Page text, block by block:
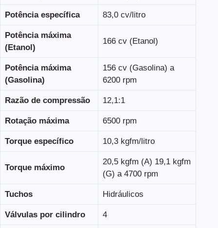
Potência específica 83,0 cv/litro
Potência máxima
(Etanol)
166 cv (Etanol)
Potência máxima
(Gasolina)
156 cv (Gasolina) a
6200 rpm
Razão de compressão 12,1:1
Rotação máxima 6500 rpm
Torque específico 10,3 kgfm/litro
Torque máximo
20,5 kgfm (A) 19,1 kgfm
(G) a 4700 rpm
Tuchos Hidráulicos
Válvulas por cilindro 4